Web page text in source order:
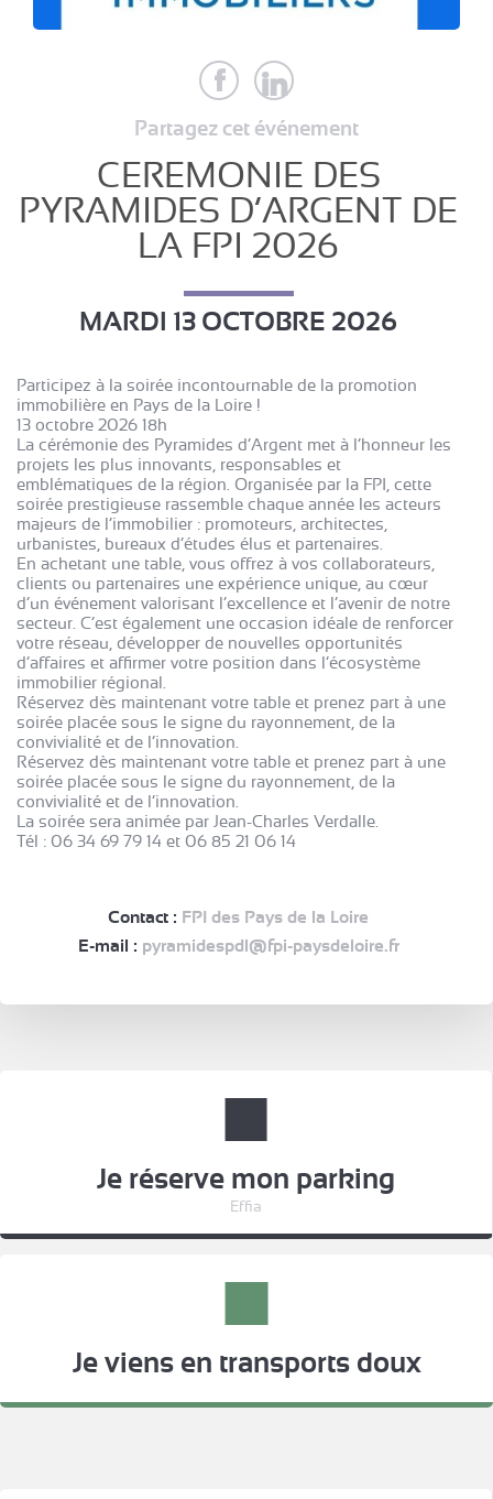
Partagez cet événement
CEREMONIE DES
PYRAMIDES D’ARGENT DE
LA FPI 2026
MARDI 13 OCTOBRE 2026
Participez à la soirée incontournable de la promotion
immobilière en Pays de la Loire !
13 octobre 2026 18h
La cérémonie des Pyramides d’Argent met à l’honneur les
projets les plus innovants, responsables et
emblématiques de la région. Organisée par la FPI, cette
soirée prestigieuse rassemble chaque année les acteurs
majeurs de l’immobilier : promoteurs, architectes,
urbanistes, bureaux d’études élus et partenaires.
En achetant une table, vous offrez à vos collaborateurs,
clients ou partenaires une expérience unique, au cœur
d’un événement valorisant l’excellence et l’avenir de notre
secteur. C’est également une occasion idéale de renforcer
votre réseau, développer de nouvelles opportunités
d’affaires et affirmer votre position dans l’écosystème
immobilier régional.
Réservez dès maintenant votre table et prenez part à une
soirée placée sous le signe du rayonnement, de la
convivialité et de l’innovation.
Réservez dès maintenant votre table et prenez part à une
soirée placée sous le signe du rayonnement, de la
convivialité et de l’innovation.
La soirée sera animée par Jean-Charles Verdalle.
Tél : 06 34 69 79 14 et 06 85 21 06 14
Contact : FPI des Pays de la Loire
E-mail : pyramidespdl@fpi-paysdeloire.fr
Je réserve mon parking
Effia
Je viens en transports doux